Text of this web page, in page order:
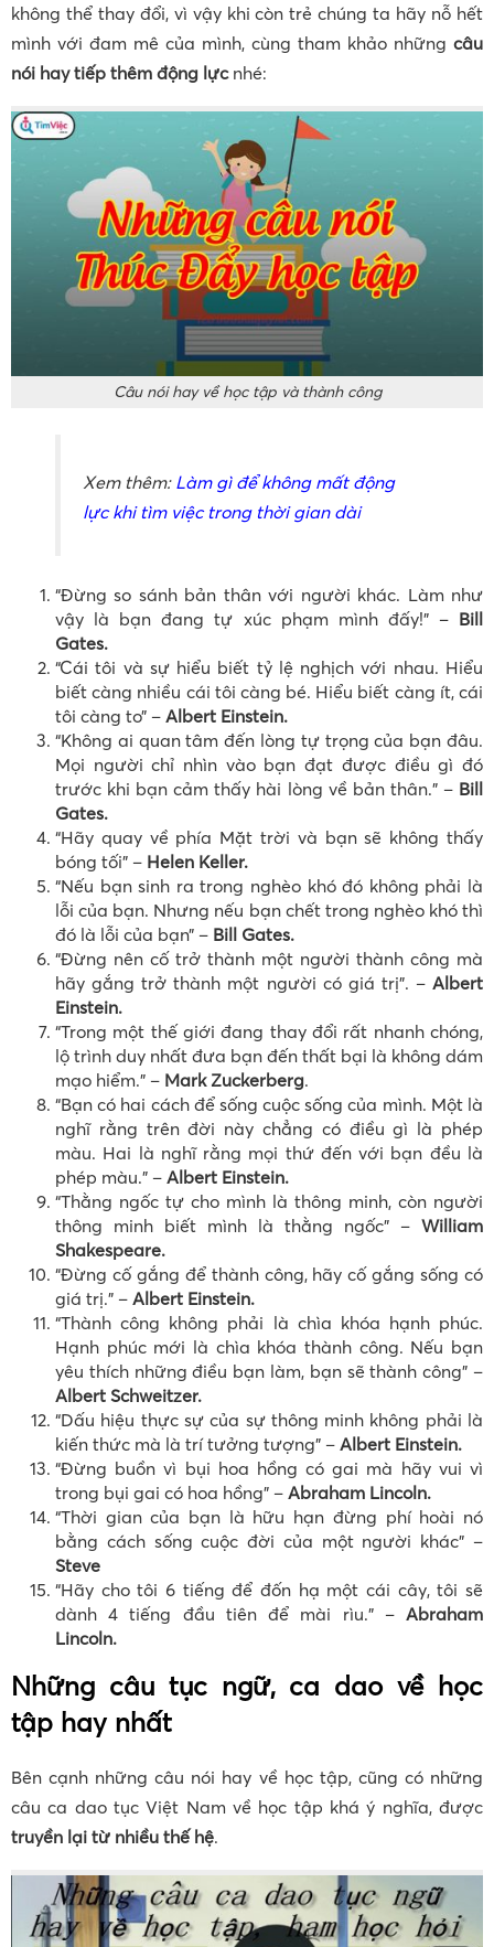
không thể thay đổi, vì vậy khi còn trẻ chúng ta hãy nỗ hết
mình với đam mê của mình, cùng tham khảo những câu
nói hay tiếp thêm động lựcnhé:
Câu nói hay về học tập và thành công
Xem thêm: Làm gì để không mất động
lực khi tìm việc trong thời gian dài
“Đừng so sánh bản thân với người khác. Làm như
vậy là bạn đang tự xúc phạm mình đấy!” –Bill
Gates.
“Cái tôi và sự hiểu biết tỷ lệ nghịch với nhau. Hiểu
biết càng nhiều cái tôi càng bé. Hiểu biết càng ít, cái
tôi càng to” – Albert Einstein.
“Không ai quan tâm đến lòng tự trọng của bạn đâu.
Mọi người chỉ nhìn vào bạn đạt được điều gì đó
trước khi bạn cảm thấy hài lòng về bản thân.” –Bill
Gates.
“Hãy quay về phía Mặt trời và bạn sẽ không thấy
bóng tối” – Helen Keller.
“Nếu bạn sinh ra trong nghèo khó đó không phải là
lỗi của bạn. Nhưng nếu bạn chết trong nghèo khó thì
đó là lỗi của bạn” – Bill Gates.
“Ðừng nên cố trở thành một người thành công mà
hãy gắng trở thành một người có giá trị”. – Albert
Einstein.
“Trong một thế giới đang thay đổi rất nhanh chóng,
lộ trình duy nhất đưa bạn đến thất bại là không dám
mạo hiểm.” – Mark Zuckerberg.
“Bạn có hai cách để sống cuộc sống của mình. Một là
nghĩ rằng trên đời này chẳng có điều gì là phép
màu. Hai là nghĩ rằng mọi thứ đến với bạn đều là
phép màu.” – Albert Einstein.
“Thằng ngốc tự cho mình là thông minh, còn người
thông minh biết mình là thằng ngốc” – William
Shakespeare.
“Đừng cố gắng để thành công, hãy cố gắng sống có
giá trị.” – Albert Einstein.
“Thành công không phải là chìa khóa hạnh phúc.
Hạnh phúc mới là chìa khóa thành công. Nếu bạn
yêu thích những điều bạn làm, bạn sẽ thành công” –
Albert Schweitzer.
“Dấu hiệu thực sự của sự thông minh không phải là
kiến thức mà là trí tưởng tượng” – Albert Einstein.
“Đừng buồn vì bụi hoa hồng có gai mà hãy vui vì
trong bụi gai có hoa hồng” – Abraham Lincoln.
“Thời gian của bạn là hữu hạn đừng phí hoài nó
bằng cách sống cuộc đời của một người khác” –
Steve
“Hãy cho tôi 6 tiếng để đốn hạ một cái cây, tôi sẽ
dành 4 tiếng đầu tiên để mài rìu.” – Abraham
Lincoln.
Những câu tục ngữ, ca dao về học
tập hay nhất
Bên cạnh những câu nói hay về học tập, cũng có những
câu ca dao tục Việt Nam về học tập khá ý nghĩa, được
truyền lại từ nhiều thế hệ.